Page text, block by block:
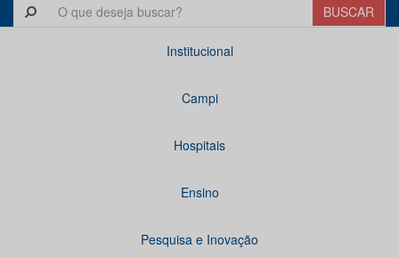
Institucional
Campi
Hospitais
Ensino
Pesquisa e Inovação